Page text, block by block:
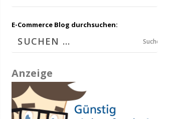
E-Commerce Blog durchsuchen:
Suchen
Anzeige